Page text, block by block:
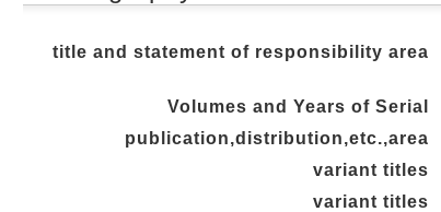
title and statement of responsibility area
Volumes and Years of Serial
publication,distribution,etc.,area
variant titles
variant titles